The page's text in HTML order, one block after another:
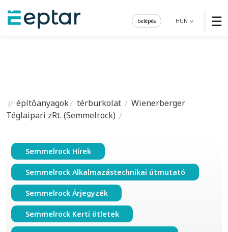
☰
HUN
belépés
építőanyagok térburkolat
Wienerberger
Téglaipari zRt. (Semmelrock)
Semmelrock Hírek
Semmelrock Alkalmazástechnikai útmutató
Semmelrock Árjegyzék
Semmelrock Kerti ötletek